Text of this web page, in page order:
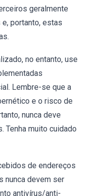
geralmente
portanto, estas
no entanto, use
Lembre-se que a
e o risco de
nunca deve
Tenha muito cuidado
de endereços
nunca devem ser
antivírus/anti-